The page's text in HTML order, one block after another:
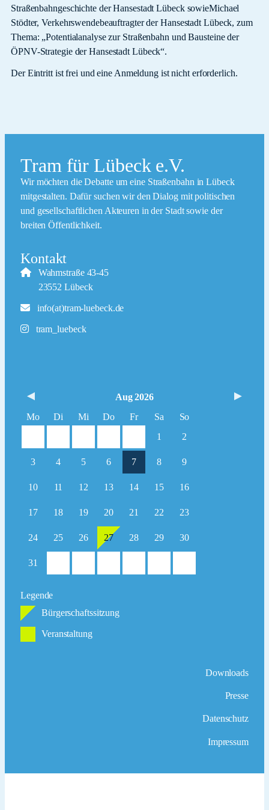
Straßenbahngeschichte der Hansestadt Lübeck sowieMichael
Stödter, Verkehrswendebeauftragter der Hansestadt Lübeck, zum
Thema: „Potentialanalyse zur Straßenbahn und Bausteine der
ÖPNV-Strategie der Hansestadt Lübeck“.
Der Eintritt ist frei und eine Anmeldung ist nicht erforderlich.
Tram für Lübeck e.V.
Wir möchten die Debatte um eine Straßenbahn in Lübeck
mitgestalten. Dafür suchen wir den Dialog mit politischen
und gesellschaftlichen Akteuren in der Stadt sowie der
breiten Öffentlichkeit.
Kontakt
Wahmstraße 43-45
23552 Lübeck
info(at)tram-luebeck.de
tram_luebeck
Aug 2026
Mo
Di Mi Do Fr Sa
So
1
2
3 4 5 6 7 8 9
10 11 12 13 14 15 16
17 18 19 20 21 22 23
24 25 26 27 28 29 30
31
Legende
Bürgerschaftssitzung
Veranstaltung
Downloads
Presse
Datenschutz
Impressum